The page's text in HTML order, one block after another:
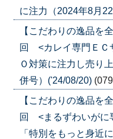
に注力（2024年8月
【こだわりの逸品を
回 <カレイ専門ＥＣ
Ｏ対策に注力し売り
併号）('24/08/20)
【こだわりの逸品を
回 <まるずわいがに
「特別をもっと身近